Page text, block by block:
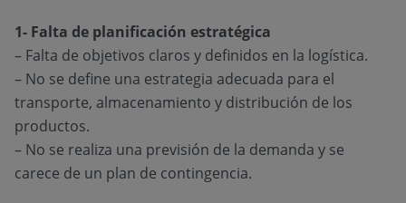
1- Falta de planificación estratégica
– Falta de objetivos claros y definidos en la logística.
– No se define una estrategia adecuada para el
transporte, almacenamiento y distribución de los
productos.
– No se realiza una previsión de la demanda y se
carece de un plan de contingencia.